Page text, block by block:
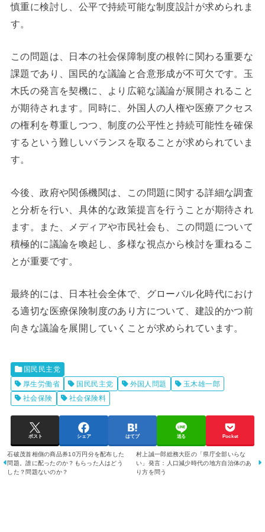
慎重に検討し、公平で持続可能な制度設計が求められま
す。
この問題は、日本の社会保障制度の根幹に関わる重要な
課題であり、国民的な議論と合意形成が不可欠です。玉
木氏の発言を契機に、より広範な議論が展開されること
が期待されます。同時に、外国人の人権や医療アクセス
の権利を尊重しつつ、制度の公平性と持続可能性を確保
するという難しいバランスを取ることが求められていま
す。
今後、政府や関係機関は、この問題に関する詳細な調査
と分析を行い、具体的な政策提言を行うことが期待され
ます。また、メディアや市民社会も、この問題について
積極的に議論を喚起し、多様な視点から検討を重ねるこ
とが重要です。
最終的には、日本社会全体で、グローバル化時代におけ
る適切な医療保険制度のあり方について、建設的かつ前
向きな議論を展開していくことが求められています。
国民民主党
厚生労働省
国民民主党 外国人問題
玉木雄一郎
社会保険
社会保険料
ポスト シェア はてブ 送る Pocket
石破茂首相側の商品券10万円分を配布した
問題。誰に配ったのか？もらった人はどう
した？問題ないのか？
村上誠一郎総務大臣の「県庁全部いらな
い」発言：人口減少時代の地方自治体のあ
り方を問う